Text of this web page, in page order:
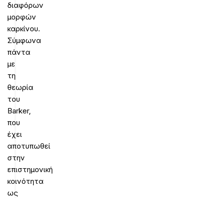
διαφόρων
μορφών
καρκίνου.
Σύμφωνα
πάντα
με
τη
θεωρία
του
Barker,
που
έχει
αποτυπωθεί
στην
επιστημονική
κοινότητα
ως